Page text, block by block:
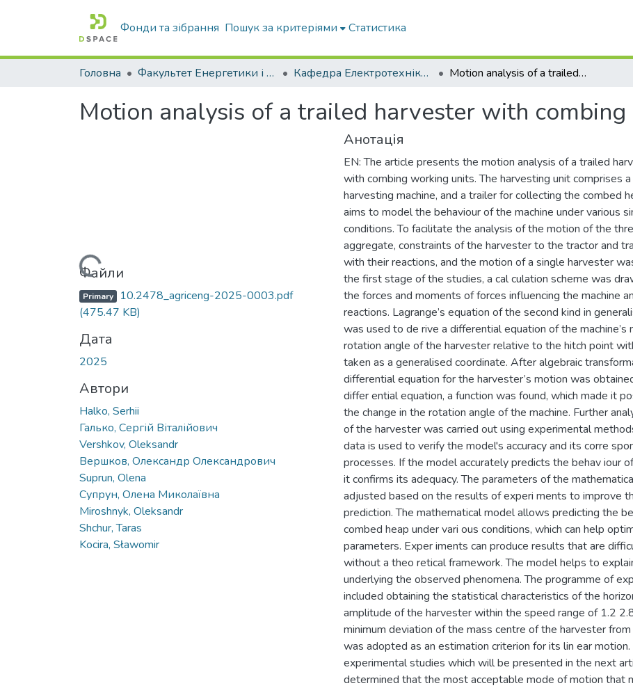
Фонди та зібрання Пошук за критеріями Статистика
Головна Факультет Енергетики і комп'ютерних технологій Кафедра Електротехніки і електромеханіки ім. проф. В.В. Овчарова Motion analysis of a trailed harvester with combing working units
Motion analysis of a trailed harvester with
Вантажиться...
Файли
Primary 10.2478_agriceng-2025-0003.pdf
(475.47 KB)
Дата
2025
Автори
Halko, Serhii
Галько, Сергій Віталійович
Vershkov, Oleksandr
Вершков, Олександр Олександрович
Suprun, Olena
Супрун, Олена Миколаївна
Miroshnyk, Oleksandr
Shchur, Taras
Kocira, Sławomir
Анотація
EN: The article presents the motion analysis of a trailed
with combing working units. The harvesting unit comprises
harvesting machine, and a trailer for collecting the combed
aims to model the behaviour of the machine under various
conditions. To facilitate the analysis of the motion of the
aggregate, constraints of the harvester to the tractor and
with their reactions, and the motion of a single harvester
the first stage of the studies, a cal culation scheme was
the forces and moments of forces influencing the machine
reactions. Lagrange’s equation of the second kind in
was used to de rive a differential equation of the machine’s
rotation angle of the harvester relative to the hitch point
taken as a generalised coordinate. After algebraic
differential equation for the harvester’s motion was
differ ential equation, a function was found, which made it
the change in the rotation angle of the machine. Further
of the harvester was carried out using experimental
data is used to verify the model's accuracy and its corre
processes. If the model accurately predicts the behav iour
it confirms its adequacy. The parameters of the
adjusted based on the results of experi ments to improve
prediction. The mathematical model allows predicting the
combed heap under vari ous conditions, which can help
parameters. Exper iments can produce results that are
without a theo retical framework. The model helps to
underlying the observed phenomena. The programme of
included obtaining the statistical characteristics of the
amplitude of the harvester within the speed range of 1.2
minimum deviation of the mass centre of the harvester
was adopted as an estimation criterion for its lin ear
experimental studies which will be presented in the next
determined that the most acceptable mode of motion that